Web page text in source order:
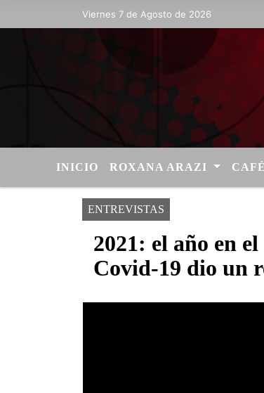
Viernes 7 de Agosto de 2026
Hoy es Viernes 7 de
INICIO ROXANA ARAZI
ENTREVISTAS
2021: el año en
Covid-19 dio un